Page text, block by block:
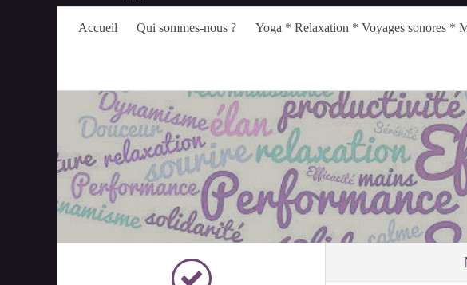
Accueil Qui sommes-nous ? Yoga * Relaxation * Voyages sonores *